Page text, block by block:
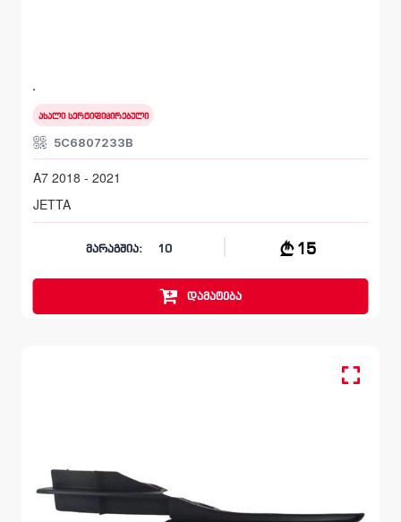
A7 2018 - 2021
ახალი სერტიფიცირებული
5C6807233B
A7 2018 - 2021
JETTA
მარაგშია: 10 15
დამატება